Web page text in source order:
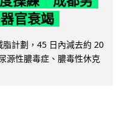
官衰竭
計劃，45 日內減去約 20
源性膿毒症、膿毒性休克